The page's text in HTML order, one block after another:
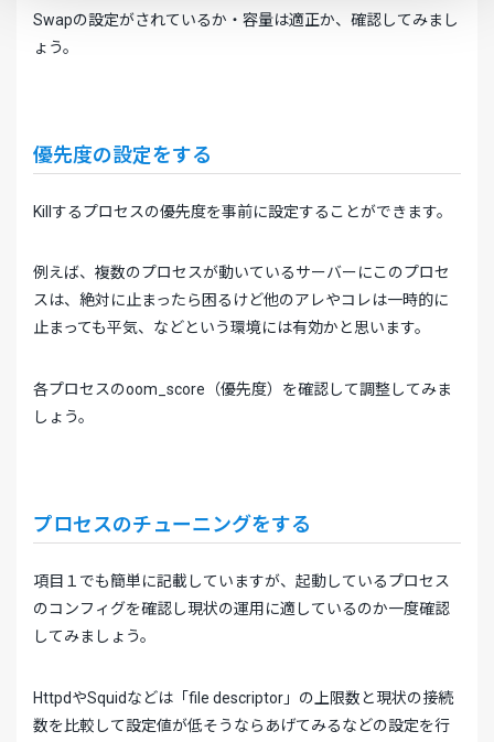
Swapの設定がされているか・容量は適正か、確認してみまし
ょう。
優先度の設定をする
Killするプロセスの優先度を事前に設定することができます。
例えば、複数のプロセスが動いているサーバーにこのプロセ
スは、絶対に止まったら困るけど他のアレやコレは一時的に
止まっても平気、などという環境には有効かと思います。
各プロセスのoom_score（優先度）を確認して調整してみま
しょう。
プロセスのチューニングをする
項目１でも簡単に記載していますが、起動しているプロセス
のコンフィグを確認し現状の運用に適しているのか一度確認
してみましょう。
HttpdやSquidなどは「file descriptor」の上限数と現状の接続
数を比較して設定値が低そうならあげてみるなどの設定を行